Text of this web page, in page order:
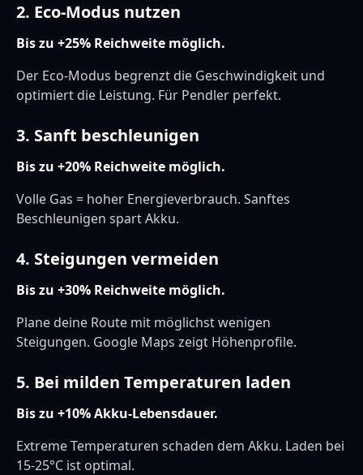
2. Eco-Modus nutzen
Bis zu +25% Reichweite möglich.
Der Eco-Modus begrenzt die Geschwindigkeit und
optimiert die Leistung. Für Pendler perfekt.
3. Sanft beschleunigen
Bis zu +20% Reichweite möglich.
Volle Gas = hoher Energieverbrauch. Sanftes
Beschleunigen spart Akku.
4. Steigungen vermeiden
Bis zu +30% Reichweite möglich.
Plane deine Route mit möglichst wenigen
Steigungen. Google Maps zeigt Höhenprofile.
5. Bei milden Temperaturen laden
Bis zu +10% Akku-Lebensdauer.
Extreme Temperaturen schaden dem Akku. Laden bei
15-25°C ist optimal.